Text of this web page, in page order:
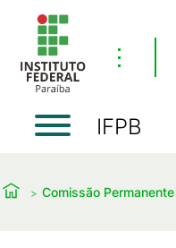
⋮
IFPB
Comissão